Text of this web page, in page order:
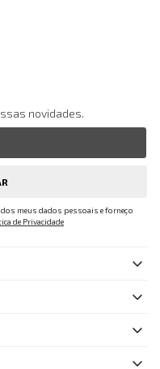
novidades.
meus dados pessoais e forneço
de Privacidade